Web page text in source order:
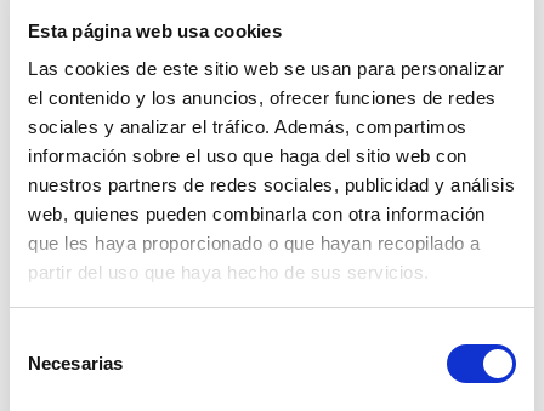
Esta página web usa cookies
Las cookies de este sitio web se usan para personalizar
el contenido y los anuncios, ofrecer funciones de redes
sociales y analizar el tráfico. Además, compartimos
información sobre el uso que haga del sitio web con
nuestros partners de redes sociales, publicidad y análisis
web, quienes pueden combinarla con otra información
que les haya proporcionado o que hayan recopilado a
partir del uso que haya hecho de sus servicios.
Necesarias
Atto, Teramo, Italy
Contenido y detalles :
6 puzles de los animales para montar con 4 cubos
de madera – 6 puzles de cartón de los animales –
Instrucciones
Tamaño de la caja:
Anchura :
19,500
Altura :
Profundidad :
6,700
helpdesk.liscianigroup.com